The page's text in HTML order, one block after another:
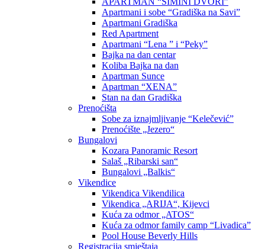
Apartmani i sobe “Gradiška na Savi”
Apartmani Gradiška
Red Apartment
Apartmani “Lena ” i “Peky”
Bajka na dan centar
Koliba Bajka na dan
Apartman Sunce
Apartman “XENA”
Stan na dan Gradiška
Prenoćišta
Sobe za iznajmljivanje “Kelečević”
Prenoćište „Jezero“
Bungalovi
Kozara Panoramic Resort
Salaš „Ribarski san“
Bungalovi „Balkis“
Vikendice
Vikendica Vikendilica
Vikendica „ARIJA“, Kijevci
Kuća za odmor „ATOS“
Kuća za odmor family camp “Livadica”
Pool House Beverly Hills
Registracija smještaja